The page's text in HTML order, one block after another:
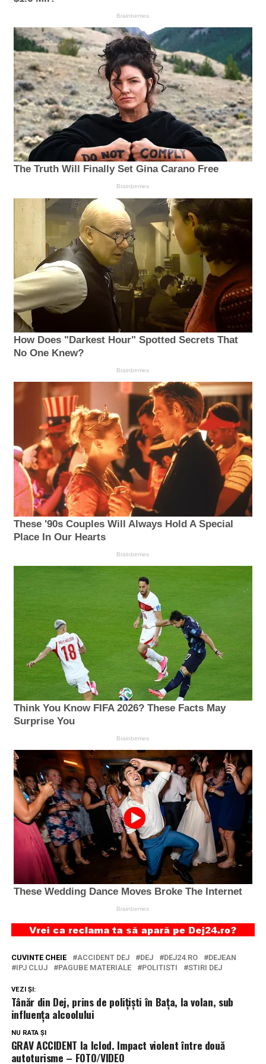
CUVINTE CHEIE ACCIDENT DEJ DEJ DEJ24.RO
DEJEAN
IPJ CLUJ
PAGUBE MATERIALE POLITISTI STIRI DEJ
VEZI ȘI:
Tânăr din Dej, prins de polițiști în Bața, la volan, sub
influența alcoolului
NU RATA ȘI
GRAV ACCIDENT la Iclod. Impact violent între două
autoturisme – FOTO/VIDEO